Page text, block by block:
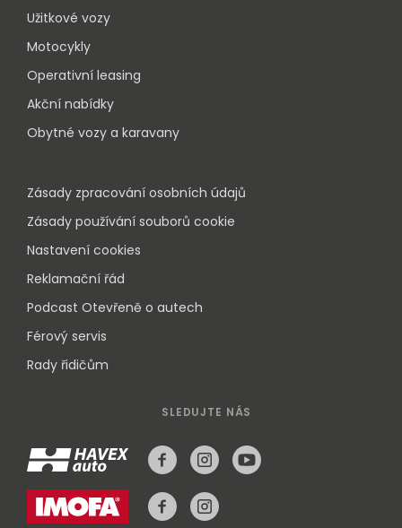
Užitkové vozy
Motocykly
Operativní leasing
Akční nabídky
Obytné vozy a karavany
Zásady zpracování osobních údajů
Zásady používání souborů cookie
Nastavení cookies
Reklamační řád
Podcast Otevřeně o autech
Férový servis
Rady řidičům
SLEDUJTE NÁS